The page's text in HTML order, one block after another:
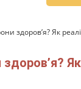
здоров’я? Як